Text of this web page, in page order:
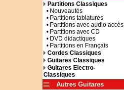
Partitions Classiques
• Nouveautés
• Partitions tablatures
• Partitions avec audio accès
• Partitions avec CD
• DVD didactiques
• Partitions en Français
Cordes Classiques
Guitares Classiques
Guitares Electro-
Classiques
Autres Guitares